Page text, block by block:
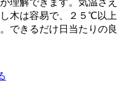
理解できます。気温さえ
木は容易で、２５℃以上
できるだけ日当たりの良